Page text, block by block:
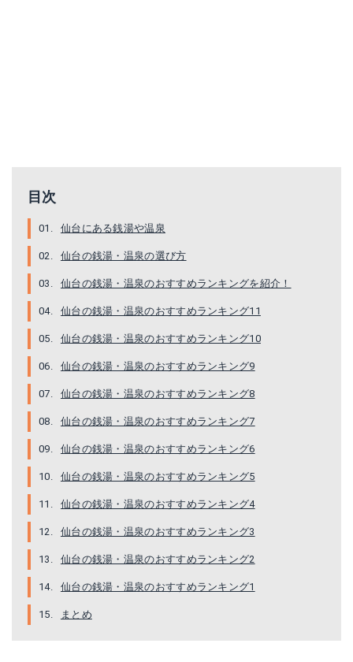
目次
仙台にある銭湯や温泉
仙台の銭湯・温泉の選び方
仙台の銭湯・温泉のおすすめランキングを紹介！
仙台の銭湯・温泉のおすすめランキング11
仙台の銭湯・温泉のおすすめランキング10
仙台の銭湯・温泉のおすすめランキング9
仙台の銭湯・温泉のおすすめランキング8
仙台の銭湯・温泉のおすすめランキング7
仙台の銭湯・温泉のおすすめランキング6
仙台の銭湯・温泉のおすすめランキング5
仙台の銭湯・温泉のおすすめランキング4
仙台の銭湯・温泉のおすすめランキング3
仙台の銭湯・温泉のおすすめランキング2
仙台の銭湯・温泉のおすすめランキング1
まとめ